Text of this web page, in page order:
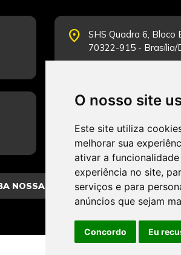
O nosso site
Este site utiliza
melhorar sua
ativar a
experiência no site,
serviços e para
anúncios que sejam
Concordo Eu
place
SHS Quadra 6, Bloco
70322-915 - Brasília/
schedule
Fale Conosco.